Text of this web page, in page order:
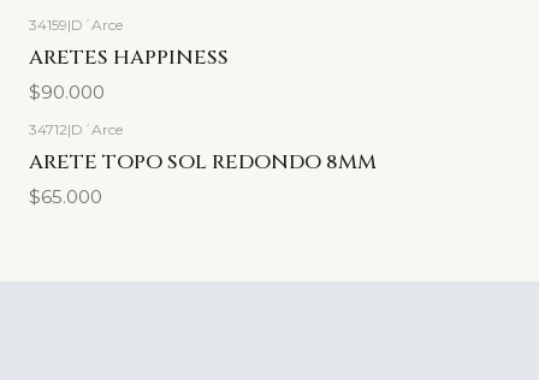
34159|D´Arce
ARETES HAPPINESS
$90.000
34712|D´Arce
ARETE TOPO SOL REDONDO 8MM
$65.000